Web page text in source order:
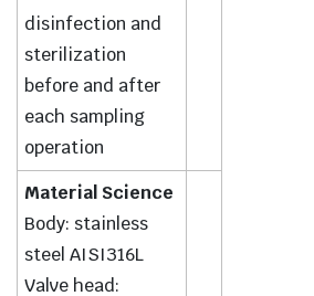
disinfection and
sterilization
before and after
each sampling
operation
Material Science
Body: stainless
steel AISI316L
Valve head: